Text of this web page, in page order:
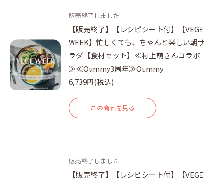
販売終了しました
【販売終了】【レシピシート付】【VEGE
WEEK】忙しくても、ちゃんと楽しい朝サ
ラダ【食材セット】≪村上萌さんコラボ
≫≪Qummy3周年≫Qummy
6,739円(税込)
この商品を見る
販売終了しました
【販売終了】【レシピシート付】【VEGE